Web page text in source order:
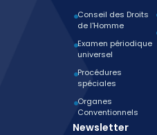
Conseil des Droits
de l'Homme
Examen périodique
universel
Procédures
spéciales
Organes
Conventionnels
Newsletter